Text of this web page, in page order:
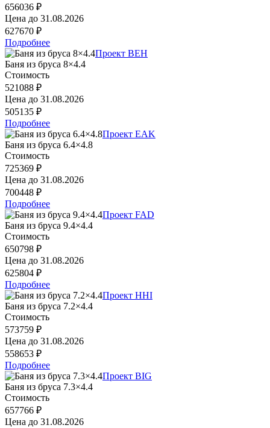
656036 ₽
Цена до 31.08.2026
627670 ₽
Подробнее
Проект BEH
Баня из бруса 8×4.4
Стоимость
521088 ₽
Цена до 31.08.2026
505135 ₽
Подробнее
Проект EAK
Баня из бруса 6.4×4.8
Стоимость
725369 ₽
Цена до 31.08.2026
700448 ₽
Подробнее
Проект FAD
Баня из бруса 9.4×4.4
Стоимость
650798 ₽
Цена до 31.08.2026
625804 ₽
Подробнее
Проект HHI
Баня из бруса 7.2×4.4
Стоимость
573759 ₽
Цена до 31.08.2026
558653 ₽
Подробнее
Проект BIG
Баня из бруса 7.3×4.4
Стоимость
657766 ₽
Цена до 31.08.2026